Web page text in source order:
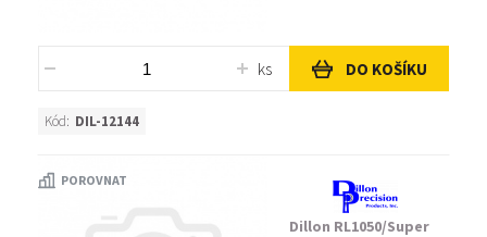
ks DO KOŠÍKU
Kód: DIL-12144
POROVNAT
Dillon RL1050/Super